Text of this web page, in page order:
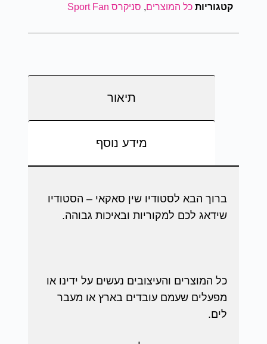
קטגוריות כל המוצרים, סניקרס Sport Fan
תיאור
מידע נוסף
ברוך הבא לסטודיו שין סאקאי – הסטודיו
שידאג לכם למקוריות ובאיכות גבוהה.
כל המוצרים והעיצובים נעשים על ידינו או
מפעלים שעמם עובדים בארץ או מעבר
לים.